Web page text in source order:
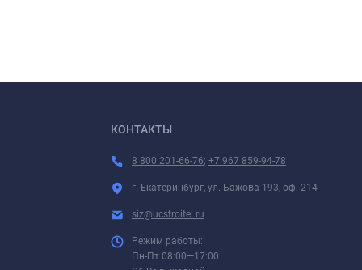
КОНТАКТЫ
8 800 201-66-76; +7 967 859-94-78
г. Екатеринбург, ул. Бажова 193, оф. 214
siz@ucstroitel.ru
Режим работы:
Пн-Пт 08:00—17:00